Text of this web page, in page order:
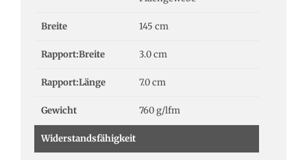
Breite 145 cm
Rapport:Breite 3.0 cm
Rapport:Länge 7.0 cm
Gewicht 760 g/lfm
Widerstandsfähigkeit